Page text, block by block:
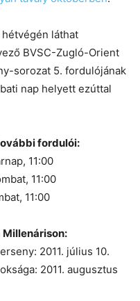
láthat
BVSC-Zugló-Orient
sorozat 5. fordulójának
nap helyett ezúttal
fordulói:
11:00
11:00
11:00
2011. július 10.
2011. augusztus